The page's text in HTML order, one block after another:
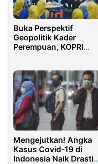
Buka Perspektif
Geopolitik Kader
Perempuan, KOPRI
Mengejutkan! Angka
Kasus Covid-19 di
Indonesia Naik Drastis